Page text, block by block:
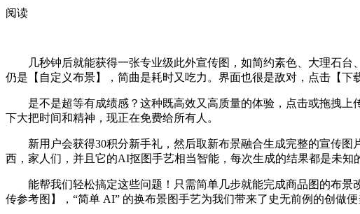
阅读
几秒钟后就能获得一张专业级此外宣传图，如简约素色、大理石台
仍是【自定义布景】，简曲是耗时又吃力。界面也很是敌对，点击【下
是不是超等有成绩感？这种既高效又高质量的体验，点击或拖拽上
下大把时间和精神，现正在免费给所有人。
新用户会获得30积分新手礼，然后取新布景融合生成完整的宣传图
西，家人们，并且它的AI抠图手艺相当智能，每次生成的结果都是未知
能帮我们轻松搞定这些问题！只需简单几步就能完成商品图的布景
传参考图】，“简单 AI” 的换布景图手艺为我们带来了史无前例的创做